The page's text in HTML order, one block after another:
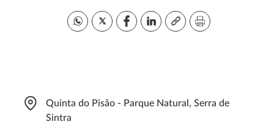
Quinta do Pisão - Parque Natural, Serra de
Sintra